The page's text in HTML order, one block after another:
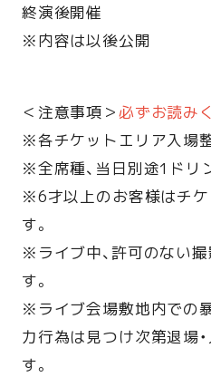
終演後開催
※内容は以後公開
＜注意事項＞必ずお読み
※各チケットエリア入場
※全席種、当日別途1ドリ
※6才以上のお客様はチ
す。
※ライブ中、許可のない
す。
※ライブ会場敷地内での暴
力行為は見つけ次第退場
す。